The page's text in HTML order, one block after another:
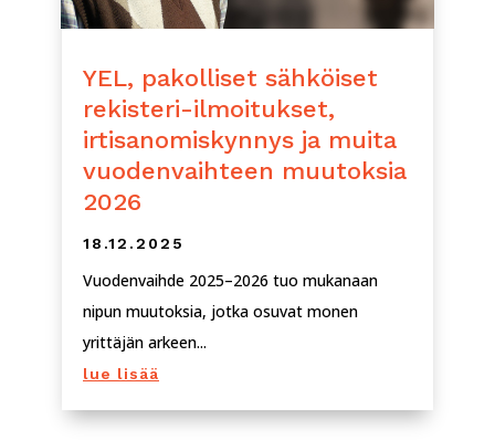
YEL, pakolliset sähköiset
rekisteri-ilmoitukset,
irtisanomiskynnys ja muita
vuodenvaihteen muutoksia
2026
18.12.2025
Vuodenvaihde 2025–2026 tuo mukanaan
nipun muutoksia, jotka osuvat monen
yrittäjän arkeen...
lue lisää